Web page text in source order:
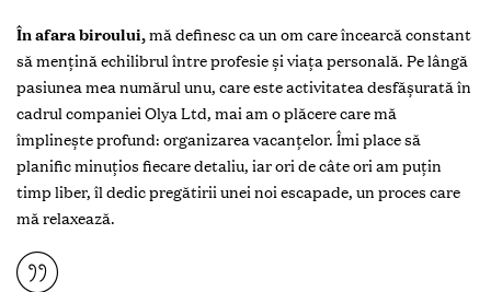
În afara biroului,mă definesc ca un om care încearcă constant
să mențină echilibrul între profesie și viața personală. Pe lângă
pasiunea mea numărul unu, care este activitatea desfășurată în
cadrul companiei Olya Ltd, mai am o plăcere care mă
împlinește profund: organizarea vacanțelor. Îmi place să
planific minuțios fiecare detaliu, iar ori de câte ori am puțin
timp liber, îl dedic pregătirii unei noi escapade, un proces care
mă relaxează.